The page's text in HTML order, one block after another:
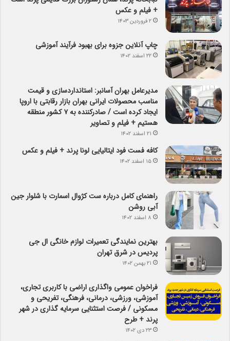
+ فیلم و عکس
۲ فروردین ۱۴۰۳
چاپ آنلاین جزوه برای بهبود فرآیند آموزشی
۲۲ اسفند ۱۴۰۲
مدیرعامل بهران آسانبر: استانداردسازی و قیمت
مناسب محصولات ایرانی بهران بازار رقابتی با اروپا
ایجاد کرده است / صادرکننده به ۷ کشور منطقه
هستیم + فیلم و تصاویر
۲۱ اسفند ۱۴۰۲
کافه فست فود ایتالیایی لونا پرند + فیلم و عکس
۱۵ اسفند ۱۴۰۲
راهنمای کامل درباره ست کژوال اسمارت با شلوار جین
آبی روشن
۸ اسفند ۱۴۰۲
بهترین نمایندگی تعمیرات لوازم خانگی ال جی
پردیس در شرق تهران
۲۱ بهمن ۱۴۰۲
فراخوان عمومی واگذاری اراضی با کاربری تجاری،
آموزشی، ورزشی، درمانی، فرهنگی، تفریحی و
مسکونی / فرصت استثنایی سرمایه گذاری در شهر
پرند + طرح
۲۳ دی ۱۴۰۲